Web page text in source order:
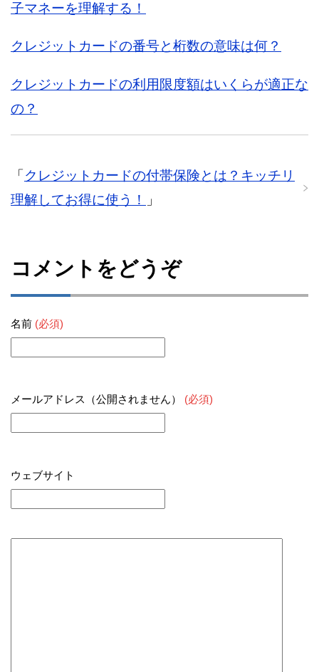
子マネーを理解する！
クレジットカードの番号と桁数の意味は何？
クレジットカードの利用限度額はいくらが適正な
の？
「クレジットカードの付帯保険とは？キッチリ
理解してお得に使う！
」
コメントをどうぞ
名前 (必須)
メールアドレス（公開されません） (必須)
ウェブサイト